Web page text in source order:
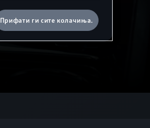
Прифати ги сите колачиња.